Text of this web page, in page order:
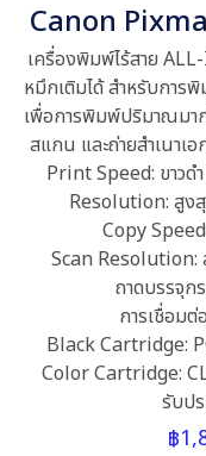
name, email, and
browser for
I comment.
Canon
เครื่องพิมพ์ไร้สาย
หมึกเติมได้ สำหรับกา
เพื่อการพิมพ์ปริมาณมา
สแกน และถ่ายสำเนา
Print Speed: ขาว
Resolution: สูง
Copy
Scan Resolution:
ถาดบรรจุก
การเชื่อม
Black Cartridge:
Color Cartridge:
รับป
฿